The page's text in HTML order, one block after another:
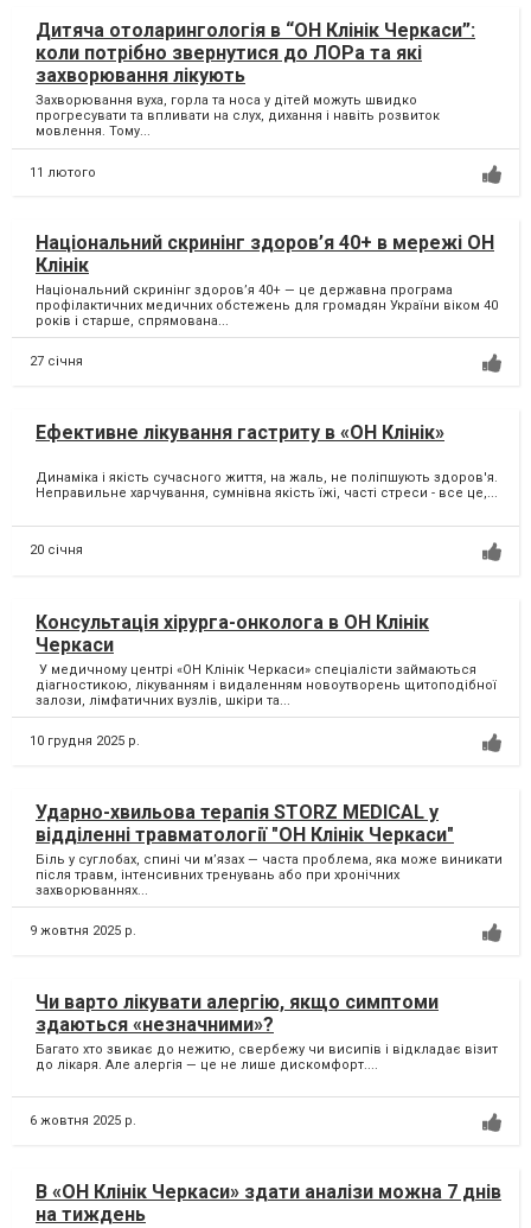
Дитяча отоларингологія в “ОН Клінік Черкаси”:
коли потрібно звернутися до ЛОРа та які
захворювання лікують
Захворювання вуха, горла та носа у дітей можуть швидко
прогресувати та впливати на слух, дихання і навіть розвиток
мовлення. Тому...
11 лютого
Національний скринінг здоров’я 40+ в мережі ОН
Клінік
Національний скринінг здоров’я 40+ — це державна програма
профілактичних медичних обстежень для громадян України віком 40
років і старше, спрямована...
27 січня
Ефективне лікування гастриту в «ОН Клінік»
Динаміка і якість сучасного життя, на жаль, не поліпшують здоров'я.
Неправильне харчування, сумнівна якість їжі, часті стреси - все це,...
20 січня
Консультація хірурга-онколога в ОН Клінік
Черкаси
У медичному центрі «ОН Клінік Черкаси» спеціалісти займаються
діагностикою, лікуванням і видаленням новоутворень щитоподібної
залози, лімфатичних вузлів, шкіри та...
10 грудня 2025 р.
Ударно-хвильова терапія STORZ MEDICAL у
відділенні травматології "ОН Клінік Черкаси"
Біль у суглобах, спині чи м’язах — часта проблема, яка може виникати
після травм, інтенсивних тренувань або при хронічних
захворюваннях...
9 жовтня 2025 р.
Чи варто лікувати алергію, якщо симптоми
здаються «незначними»?
Багато хто звикає до нежитю, свербежу чи висипів і відкладає візит
до лікаря. Але алергія — це не лише дискомфорт....
6 жовтня 2025 р.
В «ОН Клінік Черкаси» здати аналізи можна 7 днів
на тиждень